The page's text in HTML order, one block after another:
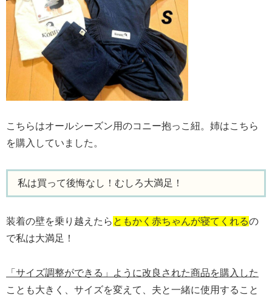
こちらはオールシーズン用のコニー抱っこ紐。姉はこちら
を購入していました。
私は買って後悔なし！むしろ大満足！
装着の壁を乗り越えたら ともかく赤ちゃんが寝てくれるの
で私は大満足！
「サイズ調整ができる」ように改良された商品を購入した
ことも大きく、サイズを変えて、夫と一緒に使用すること